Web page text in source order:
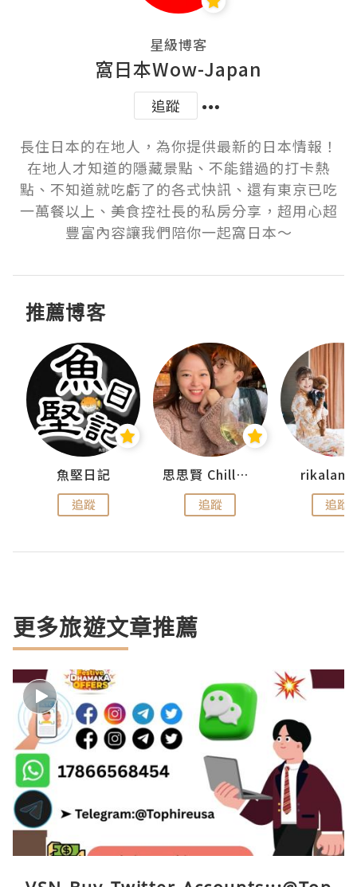
星級博客
窩日本Wow-Japan
追蹤
長住日本的在地人，為你提供最新的日本情報！
在地人才知道的隱藏景點、不能錯過的打卡熱
點、不知道就吃虧了的各式快訊、還有東京已吃
一萬餐以上、美食控社長的私房分享，超用心超
豐富內容讓我們陪你一起窩日本～
推薦博客
魚堅日記
追蹤
思思賢 ChillMyBabe
追蹤 追蹤
更多旅遊文章推薦